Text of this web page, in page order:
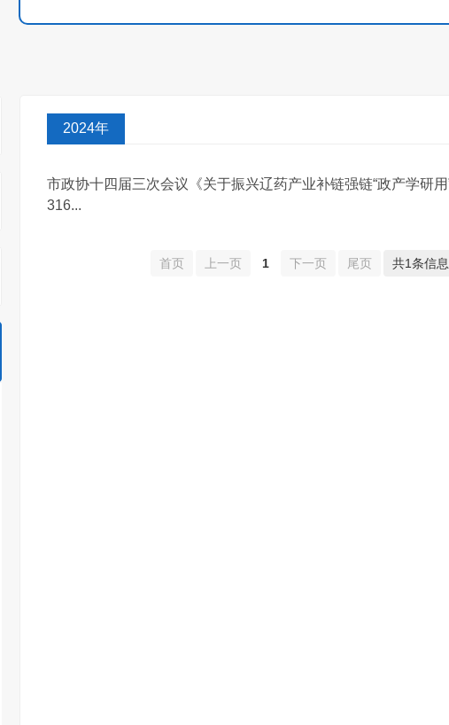
2024年
市政协十四届三次会议《关于振兴辽药产业补链强链“政产学研
316...
首页 上一页 1 下一页 尾页 共1条信